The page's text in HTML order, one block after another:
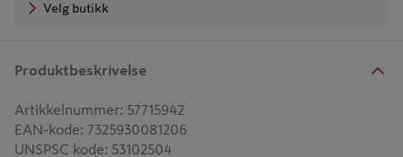
Velg butikk
Produktbeskrivelse
Artikkelnummer: 57715942
EAN-kode: 7325930081206
UNSPSC kode: 53102504